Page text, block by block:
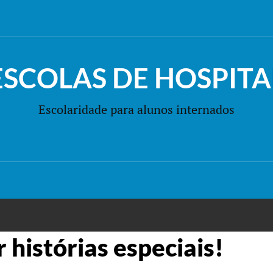
DE
Escolaridade para alunos internados
histórias especiais!